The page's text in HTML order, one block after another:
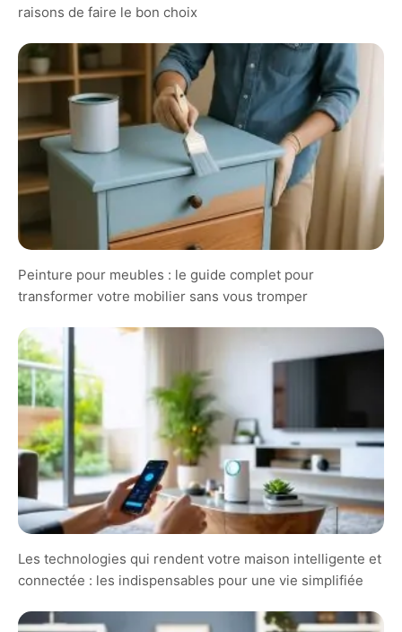
raisons de faire le bon choix
Peinture pour meubles : le guide complet pour
transformer votre mobilier sans vous tromper
Les technologies qui rendent votre maison intelligente et
connectée : les indispensables pour une vie simplifiée